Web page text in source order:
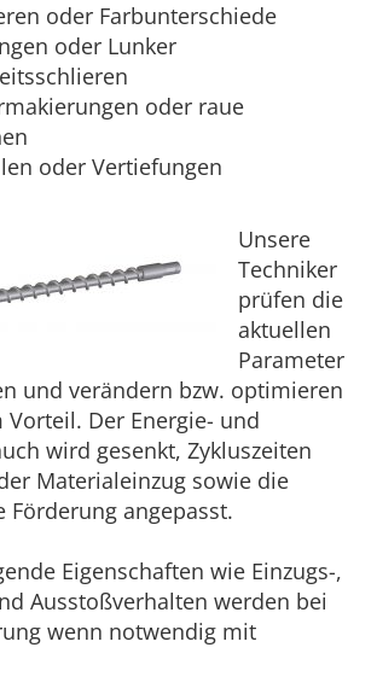
oder Farbunterschiede
oder Lunker
oder raue
oder Vertiefungen
Unsere
Techniker
prüfen die
aktuellen
Parameter
und verändern bzw. optimieren
Vorteil. Der Energie- und
wird gesenkt, Zykluszeiten
Materialeinzug sowie die
angepasst.
Eigenschaften wie Einzugs-,
Ausstoßverhalten werden bei
wenn notwendig mit